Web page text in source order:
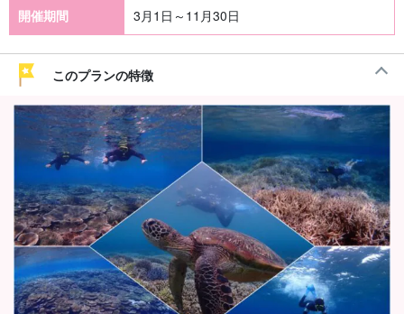
開催期間 3月1日～11月30日
このプランの特徴